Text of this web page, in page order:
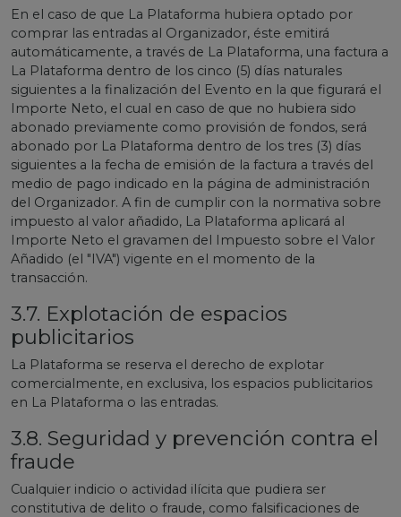
En el caso de que La Plataforma hubiera optado por
comprar las entradas al Organizador, éste emitirá
automáticamente, a través de La Plataforma, una factura a
La Plataforma dentro de los cinco (5) días naturales
siguientes a la finalización del Evento en la que figurará el
Importe Neto, el cual en caso de que no hubiera sido
abonado previamente como provisión de fondos, será
abonado por La Plataforma dentro de los tres (3) días
siguientes a la fecha de emisión de la factura a través del
medio de pago indicado en la página de administración
del Organizador. A fin de cumplir con la normativa sobre
impuesto al valor añadido, La Plataforma aplicará al
Importe Neto el gravamen del Impuesto sobre el Valor
Añadido (el "IVA") vigente en el momento de la
transacción.
3.7. Explotación de espacios
publicitarios
La Plataforma se reserva el derecho de explotar
comercialmente, en exclusiva, los espacios publicitarios
en La Plataforma o las entradas.
3.8. Seguridad y prevención contra el
fraude
Cualquier indicio o actividad ilícita que pudiera ser
constitutiva de delito o fraude, como falsificaciones de